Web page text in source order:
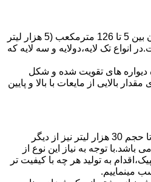
حجم مخزن پلی اتیلن را میتوان بین 5 تا 126 مترمکعب (5 هزار لیتر
انواع تک لایه،دولایه و سه لایه که
دیواره های تقویت شده و شکل
بالایی از مایعات با بالا و پایین
تولید مخازن پلی اتیلن مکعبی تا حجم 30 هزار لیتر نیز از دیگر
باشد.با توجه به نیاز این نوع از
به تولید هر چه با کیفیت تر
مینماییم.